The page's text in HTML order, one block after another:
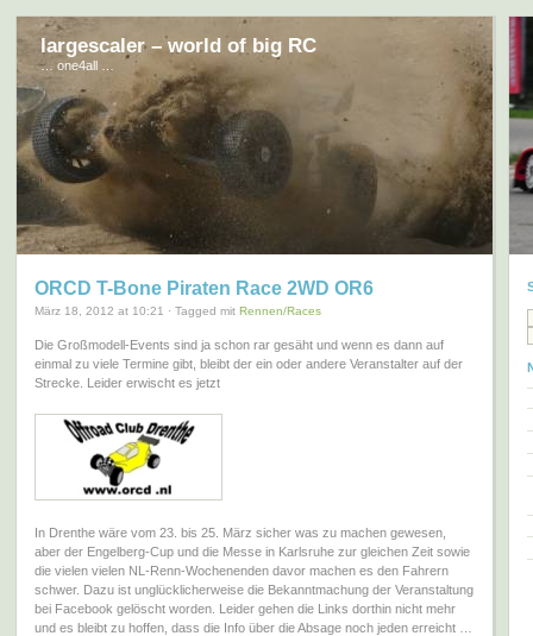
largescaler – world of big RC
… one4all …
ORCD T-Bone Piraten Race 2WD OR6
März 18, 2012 at 10:21 · Tagged mit Rennen/Races
Die Großmodell-Events sind ja schon rar gesäht und wenn es dann auf
einmal zu viele Termine gibt, bleibt der ein oder andere Veranstalter auf der
Strecke. Leider erwischt es jetzt
In Drenthe wäre vom 23. bis 25. März sicher was zu machen gewesen,
aber der Engelberg-Cup und die Messe in Karlsruhe zur gleichen Zeit sowie
die vielen vielen NL-Renn-Wochenenden davor machen es den Fahrern
schwer. Dazu ist unglücklicherweise die Bekanntmachung der Veranstaltung
bei Facebook gelöscht worden. Leider gehen die Links dorthin nicht mehr
und es bleibt zu hoffen, dass die Info über die Absage noch jeden erreicht …